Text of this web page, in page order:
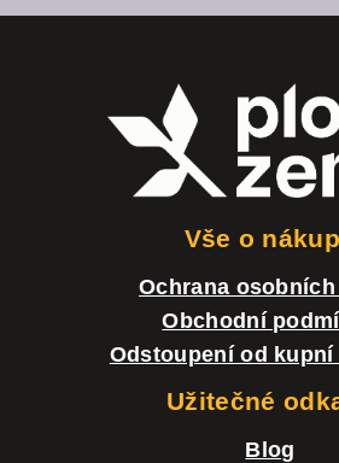
Vše o
Ochrana
Obchodní
Odstoupení od
Užitečné
Blog